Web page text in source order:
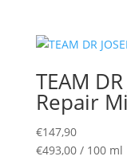
TEAM
Repair
€147,90
€493,00/ 100 ml